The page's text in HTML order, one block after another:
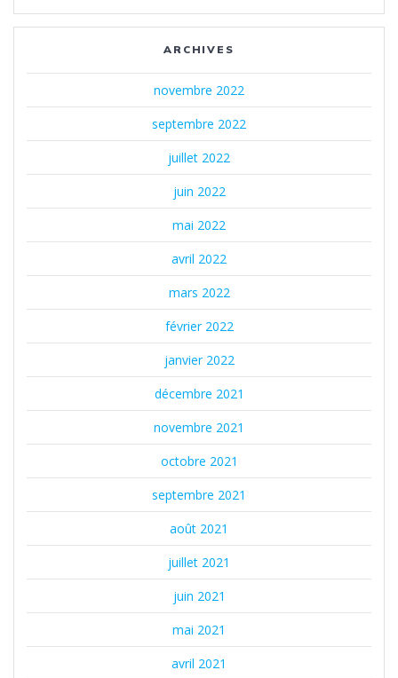
ARCHIVES
novembre 2022
septembre 2022
juillet 2022
juin 2022
mai 2022
avril 2022
mars 2022
février 2022
janvier 2022
décembre 2021
novembre 2021
octobre 2021
septembre 2021
août 2021
juillet 2021
juin 2021
mai 2021
avril 2021